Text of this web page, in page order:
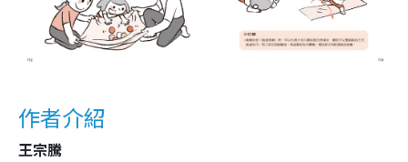
作者介紹
王宗騰